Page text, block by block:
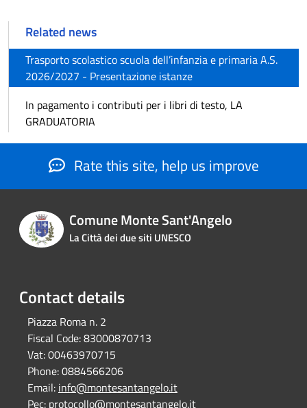
Related news
Trasporto scolastico scuola dell’infanzia e primaria A.S.
2026/2027 - Presentazione istanze
In pagamento i contributi per i libri di testo, LA
GRADUATORIA
Rate this site, help us improve
Comune Monte Sant'Angelo
La Città dei due siti UNESCO
Contact details
Piazza Roma n. 2
Fiscal Code:83000870713
Vat:00463970715
Phone:0884566206
Email: info@montesantangelo.it
Pec: protocollo@montesantangelo.it